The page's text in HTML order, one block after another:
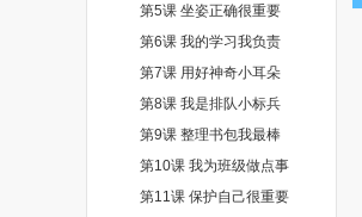
第5课 坐姿正确很重要
第6课 我的学习我负责
第7课 用好神奇小耳朵
第8课 我是排队小标兵
第9课 整理书包我最棒
第10课 我为班级做点事
第11课 保护自己很重要